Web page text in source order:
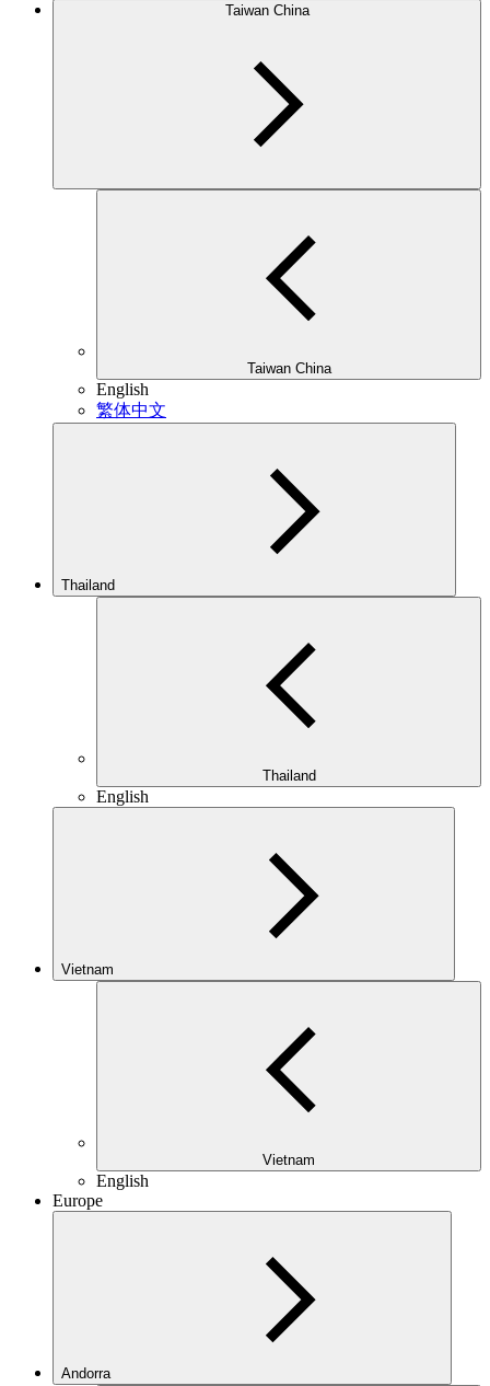
Taiwan China
Taiwan China
English
繁体中文
Thailand
Thailand
English
Vietnam
Vietnam
English
Europe
Andorra